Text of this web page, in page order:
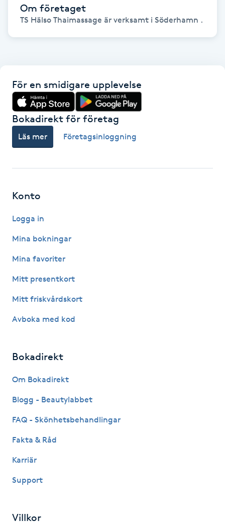
HIFU
Hot yoga
Hudföryngring
Hudvård
Hyaluronsyra
Hypnos
Hårborttagning
Hårförlängning
Hälsa
Hälsprickor
Idrottsmassage
IPL
Om företaget
TS Hälso Thaimassage är verksamt i Söderhamn .
För en smidigare upplevelse
Bokadirekt för företag
Läs mer Företagsinloggning
Konto
Logga in
Mina bokningar
Mina favoriter
Mitt presentkort
Mitt friskvårdskort
Avboka med kod
Bokadirekt
Om Bokadirekt
Blogg - Beautylabbet
FAQ - Skönhetsbehandlingar
Fakta & Råd
Karriär
Support
Villkor